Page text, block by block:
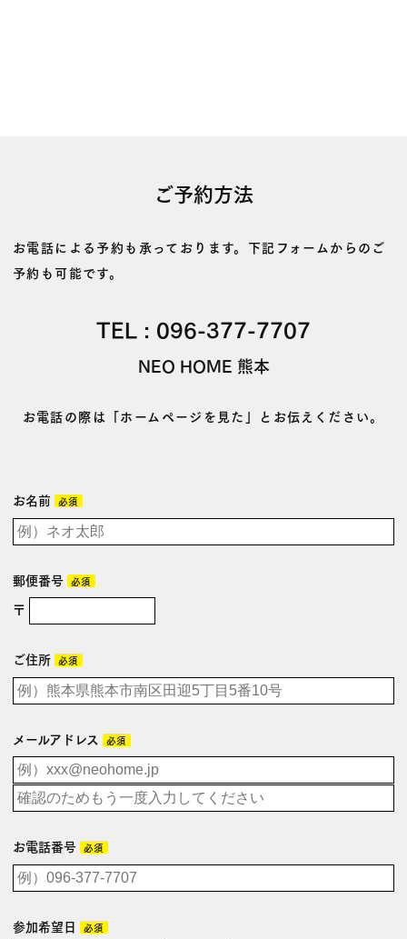
ご予約方法
お電話による予約も承っております。下記フォームからのご
予約も可能です。
TEL : 096-377-7707
NEO HOME 熊本
お電話の際は「ホームページを見た」とお伝えください。
お名前 必須
郵便番号 必須
〒
ご住所 必須
メールアドレス 必須
お電話番号 必須
参加希望日 必須